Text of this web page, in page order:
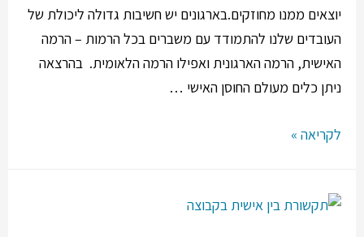
יוצאים ממנו מחוזקים.בארגונים יש חשיבות גדולה ליכולת של
העובדים שלנו להתמודד עם משברים בכל הרמות – הרמה
האישית, הרמה הארגונית ואפילו הרמה הלאומית. בהרצאה
ניתן כלים מעולם החוסן האישי …
לקריאה »